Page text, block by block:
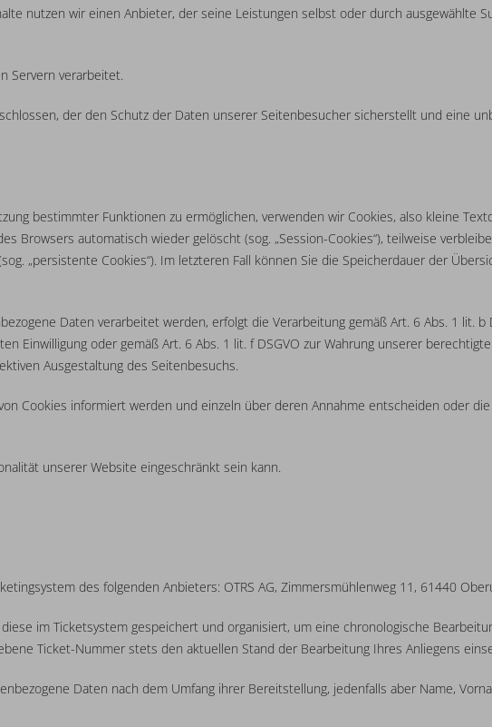
nutzen wir einen Anbieter, der seine Leistungen selbst oder durch ausgewählte
Servern verarbeitet.
der den Schutz der Daten unserer Seitenbesucher sicherstellt und eine
bestimmter Funktionen zu ermöglichen, verwenden wir Cookies, also kleine
Browsers automatisch wieder gelöscht (sog. „Session-Cookies“), teilweise
„persistente Cookies“). Im letzteren Fall können Sie die Speicherdauer der
Daten verarbeitet werden, erfolgt die Verarbeitung gemäß Art. 6 Abs. 1 lit.
Einwilligung oder gemäß Art. 6 Abs. 1 lit. f DSGVO zur Wahrung unserer
Ausgestaltung des Seitenbesuchs.
Cookies informiert werden und einzeln über deren Annahme entscheiden oder
unserer Website eingeschränkt sein kann.
des folgenden Anbieters: OTRS AG, Zimmersmühlenweg 11, 61440
im Ticketsystem gespeichert und organisiert, um eine chronologische
Ticket-Nummer stets den aktuellen Stand der Bearbeitung Ihres Anliegens
Daten nach dem Umfang ihrer Bereitstellung, jedenfalls aber Name,